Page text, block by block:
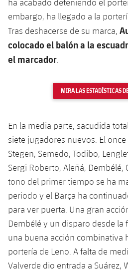
Resultados
Clasificaciones
Historia
Palmarés
Resultados
Jugadores
Clasificaciones
Barça C
Junior
Juvenil
Infantil
PLUSICON
MÁS
Información general
plusicon
más
Noticias
Atletismo
Actualidad
Femenino
Agenda
Baloncesto en silla de
plusicon
Jugadores
Calendario
Resultados
Clasificaciones
Hockey sobre hielo
plusicon
más
Actualidad
Jugadores
Calendario
Resultados
Clasificaciones
Hockey hierba
plusicon
más
Noticias
Hockey Hierba Masculino
Hockey Hierba Femenino
Patinaje artístico
plusicon
más
Actualidad
Plantilla
Agenda
Escuela de Patinaje
Rugby
plusicon
Actualidad
Voleibol
plusicon
más
embargo, ha llegado a la
Tras deshacerse de su marca,
colocado el balón a la
el marcador
MIRA LAS ESTADÍSTICAS
En la media parte, sacudida
siete jugadores nuevos. El
Stegen, Semedo, Todibo,
Sergi Roberto, Aleñá, Dembélé,
tono del primer tiempo se ha
periodo y el Barça ha
para ver puerta. Una gran
Dembélé y un disparo desde la
una buena acción combinativa
portería de Leno. A falta de
Valverde dio entrada a Suárez,